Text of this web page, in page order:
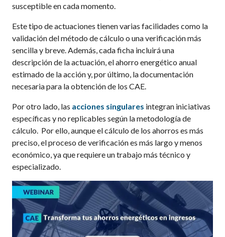
susceptible en cada momento.
Este tipo de actuaciones tienen varias facilidades como la
validación del método de cálculo o una verificación más
sencilla y breve. Además, cada ficha incluirá una
descripción de la actuación, el ahorro energético anual
estimado de la acción y, por último, la documentación
necesaria para la obtención de los CAE.
Por otro lado, las acciones singulares integran iniciativas
específicas y no replicables según la metodología de
cálculo. Por ello, aunque el cálculo de los ahorros es más
preciso, el proceso de verificación es más largo y menos
económico, ya que requiere un trabajo más técnico y
especializado.